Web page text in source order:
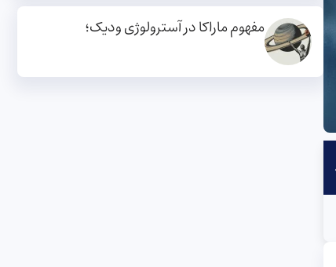
مفهوم ماراکا در آسترولوژی ودیک؛